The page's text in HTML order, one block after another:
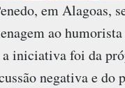
em Alagoas,
ao
iniciativa foi da
negativa e do